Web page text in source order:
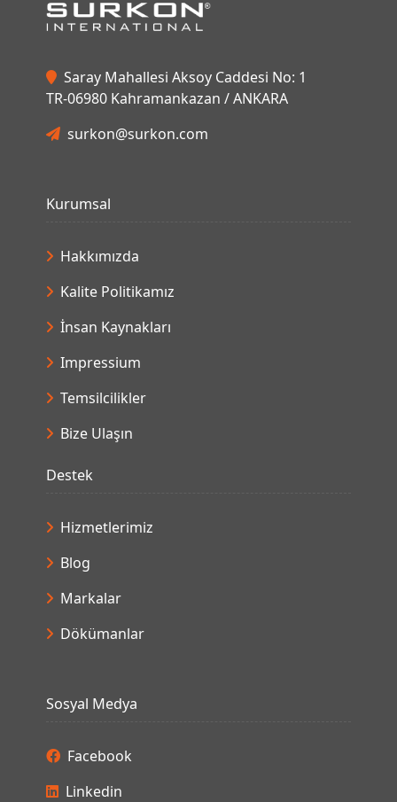
Saray Mahallesi Aksoy Caddesi No: 1
TR-06980 Kahramankazan / ANKARA
surkon@surkon.com
Kurumsal
Hakkımızda
Kalite Politikamız
İnsan Kaynakları
Impressium
Temsilcilikler
Bize Ulaşın
Destek
Hizmetlerimiz
Blog
Markalar
Dökümanlar
Sosyal Medya
Facebook
Linkedin